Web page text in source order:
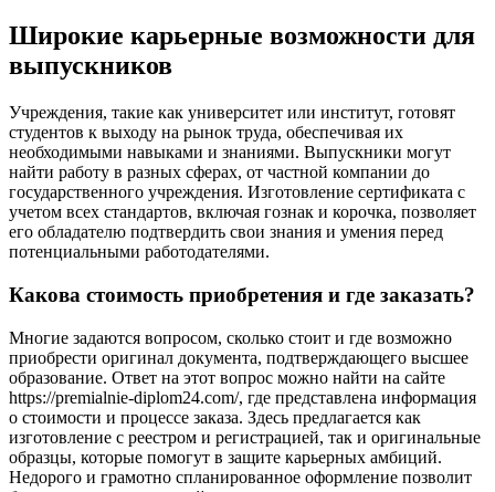
Широкие карьерные возможности для
выпускников
Учреждения, такие как университет или институт, готовят
студентов к выходу на рынок труда, обеспечивая их
необходимыми навыками и знаниями. Выпускники могут
найти работу в разных сферах, от частной компании до
государственного учреждения. Изготовление сертификата с
учетом всех стандартов, включая гознак и корочка, позволяет
его обладателю подтвердить свои знания и умения перед
потенциальными работодателями.
Какова стоимость приобретения и где заказать?
Многие задаются вопросом, сколько стоит и где возможно
приобрести оригинал документа, подтверждающего высшее
образование. Ответ на этот вопрос можно найти на сайте
https://premialnie-diplom24.com/, где представлена информация
о стоимости и процессе заказа. Здесь предлагается как
изготовление с реестром и регистрацией, так и оригинальные
образцы, которые помогут в защите карьерных амбиций.
Недорого и грамотно спланированное оформление позволит